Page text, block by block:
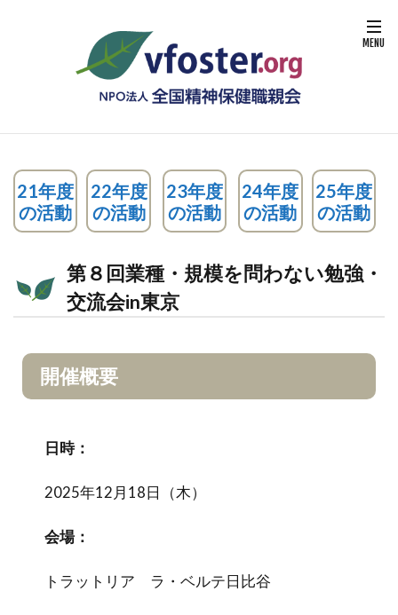
21年度
の活動
22年度
の活動
23年度
の活動
24年度
の活動
25年度
の活動
第８回業種・規模を問わない勉強・
交流会in東京
開催概要
日時：
2025年12月18日（木）
会場：
トラットリア ラ・ベルテ日比谷